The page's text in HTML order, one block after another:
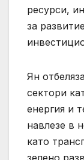
ресурси,
за
Ян
сектори
енергия и
навлезе в
като
зелено